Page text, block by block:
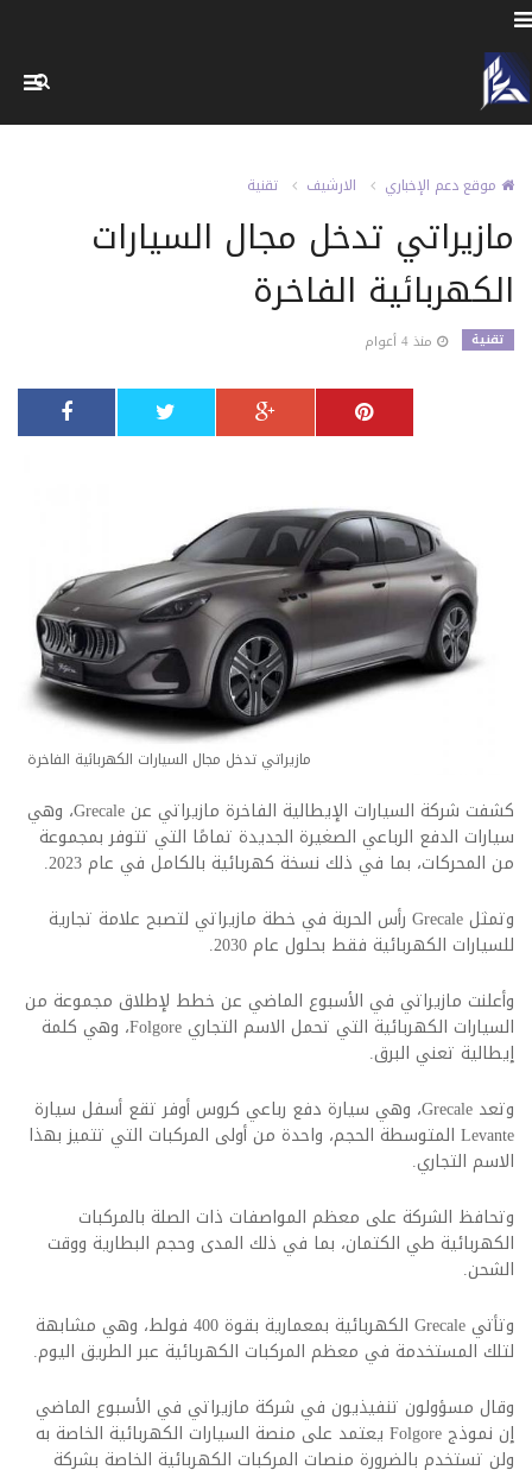
موقع دعم الإخباري الارشيف تقنية
مازيراتي تدخل مجال السيارات
الكهربائية الفاخرة
تقنية منذ 4 أعوام
مازيراتي تدخل مجال السيارات الكهربائية الفاخرة
كشفت شركة السيارات الإيطالية الفاخرة مازيراتي عن Grecale، وهي
سيارات الدفع الرباعي الصغيرة الجديدة تمامًا التي تتوفر بمجموعة
من المحركات، بما في ذلك نسخة كهربائية بالكامل في عام 2023.
وتمثل Grecale رأس الحربة في خطة مازيراتي لتصبح علامة تجارية
للسيارات الكهربائية فقط بحلول عام 2030.
وأعلنت مازيراتي في الأسبوع الماضي عن خطط لإطلاق مجموعة من
السيارات الكهربائية التي تحمل الاسم التجاري Folgore، وهي كلمة
إيطالية تعني البرق.
وتعد Grecale، وهي سيارة دفع رباعي كروس أوفر تقع أسفل سيارة
Levante المتوسطة الحجم، واحدة من أولى المركبات التي تتميز بهذا
الاسم التجاري.
وتحافظ الشركة على معظم المواصفات ذات الصلة بالمركبات
الكهربائية طي الكتمان، بما في ذلك المدى وحجم البطارية ووقت
الشحن.
وتأتي Grecale الكهربائية بمعمارية بقوة 400 فولط، وهي مشابهة
لتلك المستخدمة في معظم المركبات الكهربائية عبر الطريق اليوم.
وقال مسؤولون تنفيذيون في شركة مازيراتي في الأسبوع الماضي
إن نموذج Folgore يعتمد على منصة السيارات الكهربائية الخاصة به
ولن تستخدم بالضرورة منصات المركبات الكهربائية الخاصة بشركة